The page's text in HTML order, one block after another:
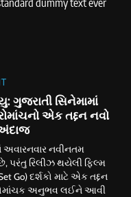
ગુજરાતી સિનેમામાં
એક તદ્દન નવો
અવારનવાર નવીનતમ
પરંતુ રિલીઝ થયેલી ફિલ્મ
Go) દર્શકો માટે એક તદ્દન
અનુભવ લઈને આવી